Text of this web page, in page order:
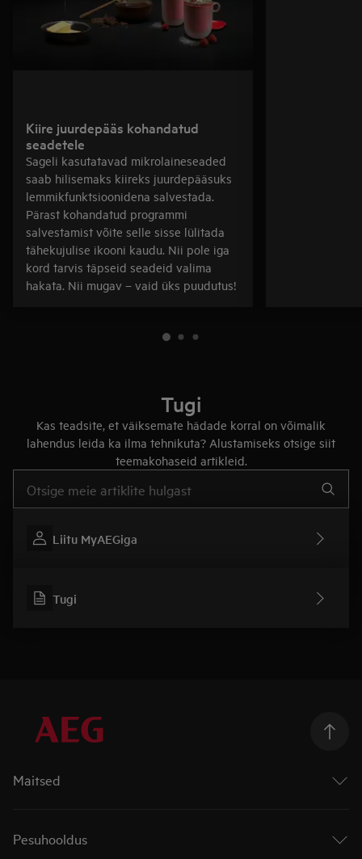
Kiire juurdepääs kohandatud
seadetele
Sageli kasutatavad mikrolaineseaded
saab hilisemaks kiireks juurdepääsuks
lemmikfunktsioonidena salvestada.
Pärast kohandatud programmi
salvestamist võite selle sisse lülitada
tähekujulise ikooni kaudu. Nii pole iga
kord tarvis täpseid seadeid valima
hakata. Nii mugav – vaid üks puudutus!
Tugi
Kas teadsite, et väiksemate hädade korral on võimalik
lahendus leida ka ilma tehnikuta? Alustamiseks otsige siit
teemakohaseid artikleid.
Liitu MyAEGiga
Tugi
Maitsed
Pliidiplaadid
Integreeritud õhupuhastiga pliidiplaadid
Pesuhooldus